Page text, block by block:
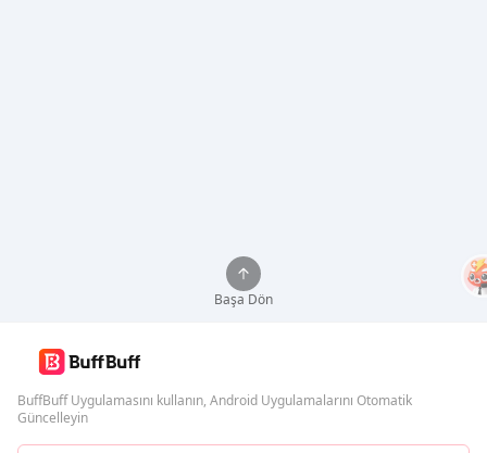
Başa Dön
BuffBuff Uygulamasını kullanın, Android Uygulamalarını Otomatik
Güncelleyin